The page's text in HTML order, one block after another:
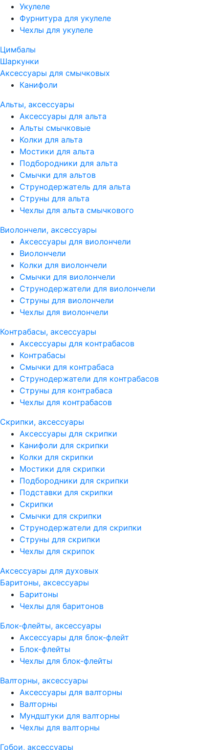
Укулеле
Фурнитура для укулеле
Чехлы для укулеле
Цимбалы
Шаркунки
Аксессуары для смычковых
Канифоли
Альты, аксессуары
Аксессуары для альта
Альты смычковые
Колки для альта
Мостики для альта
Подбородники для альта
Смычки для альтов
Струнодержатель для альта
Струны для альта
Чехлы для альта смычкового
Виолончели, аксессуары
Аксессуары для виолончели
Виолончели
Колки для виолончели
Смычки для виолончели
Струнодержатели для виолончели
Струны для виолончели
Чехлы для виолончели
Контрабасы, аксессуары
Аксессуары для контрабасов
Контрабасы
Смычки для контрабаса
Струнодержатели для контрабасов
Струны для контрабаса
Чехлы для контрабасов
Скрипки, аксессуары
Аксессуары для скрипки
Канифоли для скрипки
Колки для скрипки
Мостики для скрипки
Подбородники для скрипки
Подставки для скрипки
Скрипки
Смычки для скрипки
Струнодержатели для скрипки
Струны для скрипки
Чехлы для скрипок
Аксессуары для духовых
Баритоны, аксессуары
Баритоны
Чехлы для баритонов
Блок-флейты, аксессуары
Аксессуары для блок-флейт
Блок-флейты
Чехлы для блок-флейты
Валторны, аксессуары
Аксессуары для валторны
Валторны
Мундштуки для валторны
Чехлы для валторны
Гобои, аксессуары